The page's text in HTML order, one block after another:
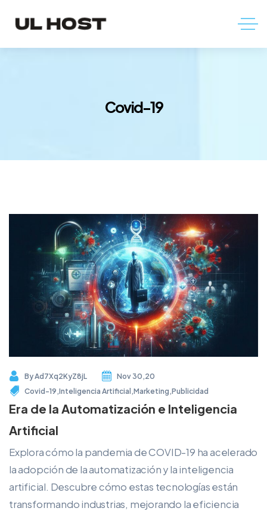
Covid-19
ByAd7Xq2KyZ8jL
Nov 30,20
Covid-19 ,Inteligencia Artificial ,Marketing ,Publicidad
Era de la Automatización e Inteligencia
Artificial
Explora cómo la pandemia de COVID-19 ha acelerado
la adopción de la automatización y la inteligencia
artificial. Descubre cómo estas tecnologías están
transformando industrias, mejorando la eficiencia